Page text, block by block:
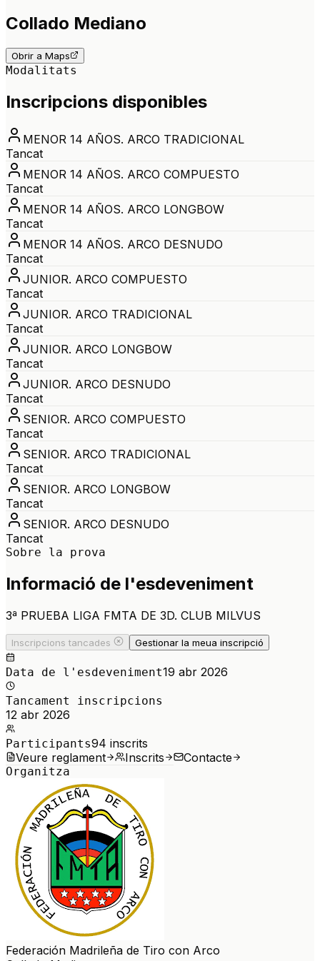
Collado Mediano
Obrir a Maps
Modalitats
Inscripcions disponibles
MENOR 14 AÑOS. ARCO TRADICIONAL
Tancat
MENOR 14 AÑOS. ARCO COMPUESTO
Tancat
MENOR 14 AÑOS. ARCO LONGBOW
Tancat
MENOR 14 AÑOS. ARCO DESNUDO
Tancat
JUNIOR. ARCO COMPUESTO
Tancat
JUNIOR. ARCO TRADICIONAL
Tancat
JUNIOR. ARCO LONGBOW
Tancat
JUNIOR. ARCO DESNUDO
Tancat
SENIOR. ARCO COMPUESTO
Tancat
SENIOR. ARCO TRADICIONAL
Tancat
SENIOR. ARCO LONGBOW
Tancat
SENIOR. ARCO DESNUDO
Tancat
Sobre la prova
Informació de l'esdeveniment
3ª PRUEBA LIGA FMTA DE 3D. CLUB MILVUS
Inscripcions tancades Gestionar la meua inscripció
Data de l'esdeveniment19 abr 2026
Tancament inscripcions
12 abr 2026
Participants94 inscrits
Veure reglament
Inscrits Contacte
Organitza
Federación Madrileña de Tiro con Arco